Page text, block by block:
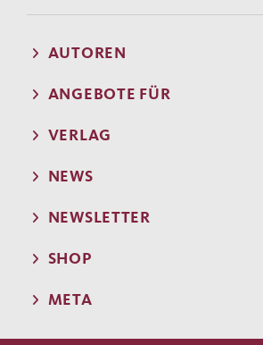
AUTOREN
ANGEBOTE FÜR
VERLAG
NEWS
NEWSLETTER
SHOP
META